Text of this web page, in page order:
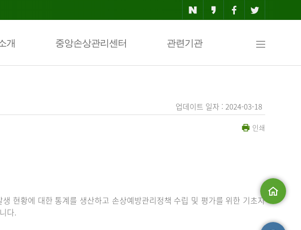
개 중앙손상관리센터 관련기관
맵
업데이트 일자 : 2024-03-18
인쇄
현황에 대한 통계를 생산하고 손상예방관리정책 수립 및 평가를 위한 기초자
다.